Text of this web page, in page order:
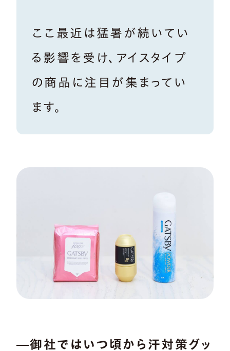
ここ最近は猛暑が続いてい
る影響を受け、アイスタイプ
の商品に注目が集まってい
ます。
―御社ではいつ頃から汗対策グッ